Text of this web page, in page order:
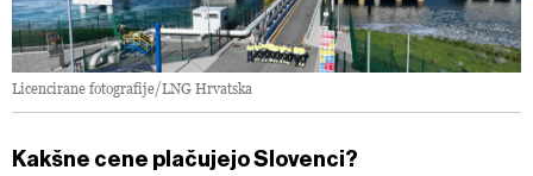
Licencirane fotografije/LNG Hrvatska
Kakšne cene plačujejo Slovenci?